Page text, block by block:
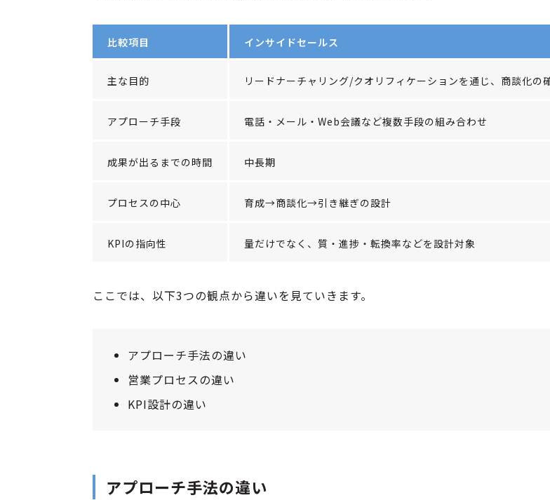
比較項目 インサイドセールス
主な目的 リードナーチャリング/クオリフィケーションを通じ、商談化の
アプローチ手段 電話・メール・Web会議など複数手段の組み合わせ
成果が出るまでの時間 中長期
プロセスの中心 育成→商談化→引き継ぎの設計
KPIの指向性 量だけでなく、質・進捗・転換率などを設計対象
ここでは、以下3つの観点から違いを見ていきます。
アプローチ手法の違い
営業プロセスの違い
KPI設計の違い
アプローチ手法の違い